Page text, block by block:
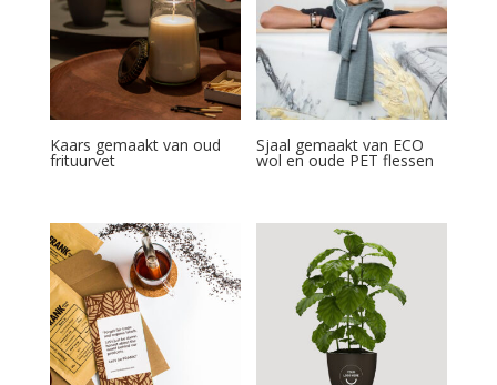
Kaars gemaakt van oud
frituurvet
Sjaal gemaakt van ECO
wol en oude PET flessen